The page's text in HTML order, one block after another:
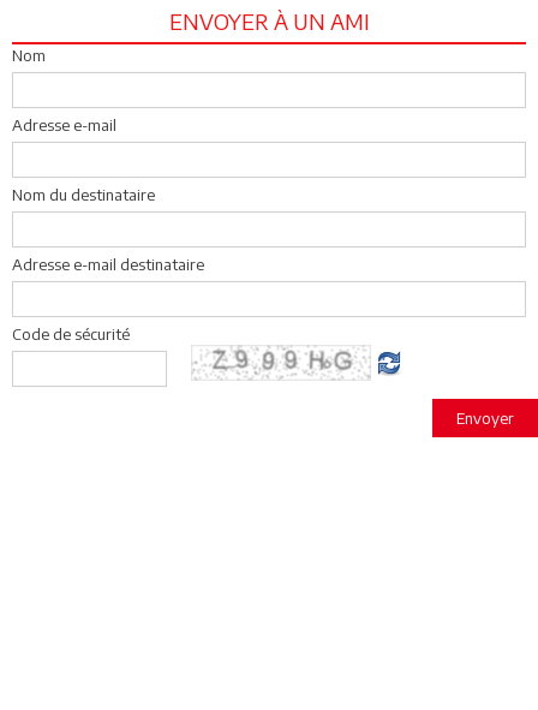
ENVOYER À UN AMI
Nom
Adresse e-mail
Nom du destinataire
Adresse e-mail destinataire
Code de sécurité
Envoyer